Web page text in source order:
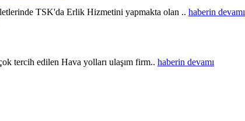
TSK'da Erlik Hizmetini yapmakta olan .. haberin devamı
tercih edilen Hava yolları ulaşım firm.. haberin devamı